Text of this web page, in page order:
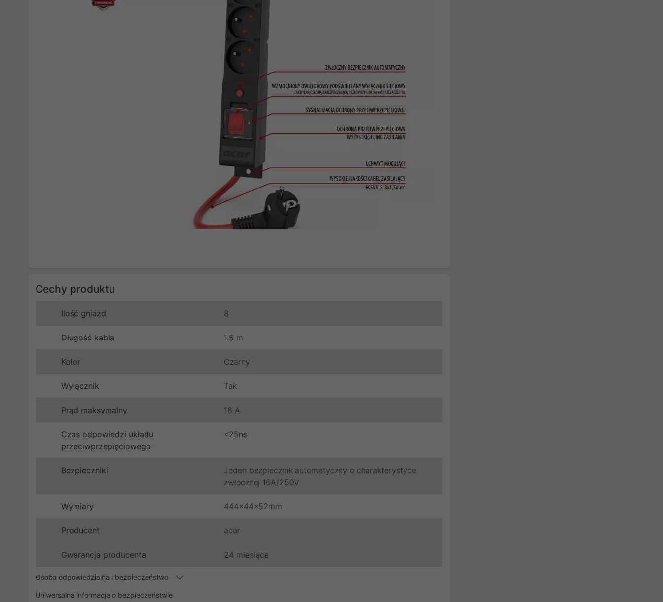
Cechy produktu
Ilość gniazd 8
Długość kabla 1.5 m
Kolor Czarny
Wyłącznik Tak
Prąd maksymalny 16 A
Czas odpowiedzi układu
przeciwprzepięciowego
<25ns
Bezpieczniki
Jeden bezpiecznik automatyczny o charakterystyce
zwłocznej 16A/250V
Wymiary 444x44x52mm
Producent acar
Gwarancja producenta 24 miesiące
Osoba odpowiedzialna i bezpieczeństwo
Uniwersalna informacja o bezpieczeństwie